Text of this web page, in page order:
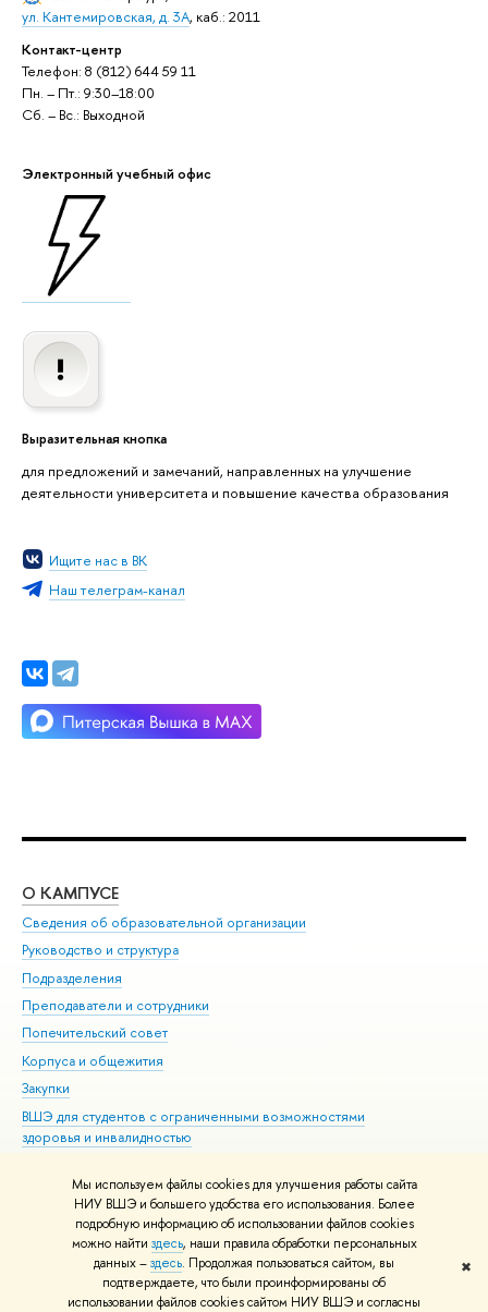
Мы используем файлы cookies для улучшения работы сайта
НИУ ВШЭ и большего удобства его использования. Более
подробную информацию об использовании файлов cookies
можно найти здесь, наши правила обработки персональных
данных –здесь. Продолжая пользоваться сайтом, вы
подтверждаете, что были проинформированы об
использовании файлов cookies сайтом НИУ ВШЭ и согласны
✖
ул. Кантемировская, д. 3А, каб.: 2011
Контакт-центр
Телефон: 8 (812) 644 59 11
Пн. – Пт.: 9:30–18:00
Сб. – Вс.: Выходной
Электронный учебный офис
Выразительная кнопка
для предложений и замечаний, направленных на улучшение
деятельности университета и повышение качества образования
Ищите нас в ВК
Наш телеграм-канал
О КАМПУСЕ
Сведения об образовательной организации
Руководство и структура
Подразделения
Преподаватели и сотрудники
Попечительский совет
Корпуса и общежития
Закупки
ВШЭ для студентов с ограниченными возможностями
здоровья и инвалидностью
Единая платежная страница
© НИУ ВШЭ 1993–2026 Адреса и контакты Условия использования